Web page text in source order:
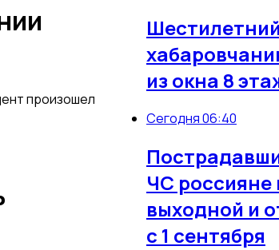
Шестилетний
из окна 8
Сегодня 06:40
ЧС россияне
выходной и
с 1 сентября
произошел